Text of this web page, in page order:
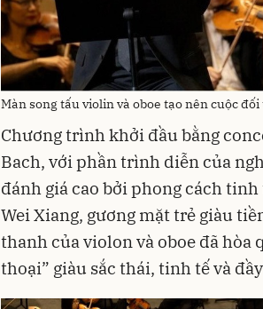
Màn song tấu violin và oboe tạo nên cuộc
Chương trình khởi đầu bằng
Bach, với phần trình diễn của
đánh giá cao bởi phong cách
Wei Xiang, gương mặt trẻ giàu
thanh của violon và oboe đã hòa
thoại” giàu sắc thái, tinh tế và